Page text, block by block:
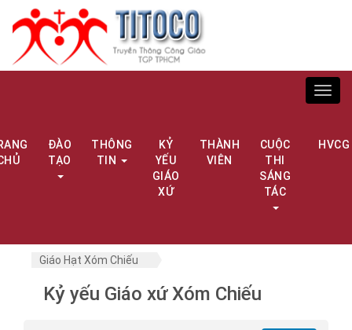
ĐÀO
TẠO
THÔNG
TIN
KỶ
YẾU
GIÁO
XỨ
THÀNH
VIÊN
CUỘC
THI
SÁNG
TÁC
HVCG
Giáo Hạt Xóm Chiếu
Kỷ yếu Giáo xứ Xóm Chiếu